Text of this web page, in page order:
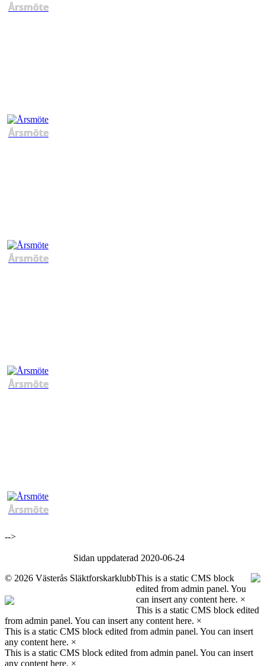
Årsmöte
Årsmöte
Årsmöte
Årsmöte
Årsmöte
-->
Sidan uppdaterad 2020-06-24
© 2026 Västerås SläktforskarklubbThis is a static CMS block
edited from admin panel. You
can insert any content here. ×
This is a static CMS block edited
from admin panel. You can insert any content here. ×
This is a static CMS block edited from admin panel. You can insert
any content here. ×
This is a static CMS block edited from admin panel. You can insert
any content here. ×